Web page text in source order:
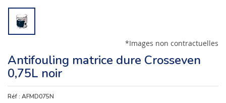
*Images non contractuelles
Antifouling matrice dure Crosseven
0,75L noir
Réf : AFMD075N